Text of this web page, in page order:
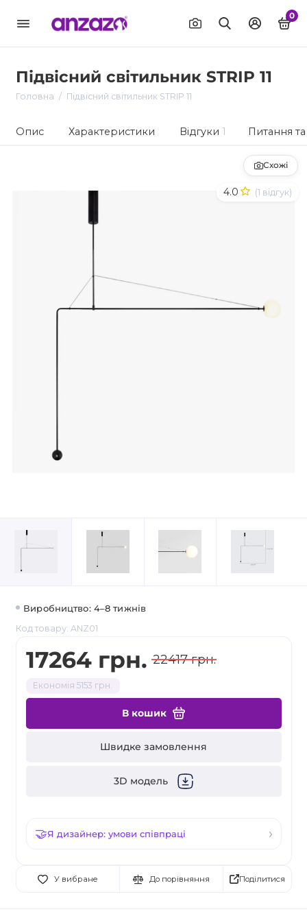
0
Підвісний світильник STRIP 11
Головна Підвісний світильник STRIP 11
Опис Характеристики Відгуки 1 Питання та
4.0 (1 відгук)
Схожі
Виробництво: 4–8 тижнів
Код товару: ANZ01
17264 грн. 22417 грн.
Економія 5153 грн.
В кошик
Швидке замовлення
3D модель
Я дизайнер: умови співпраці
У вибране До порівняння Поділитися